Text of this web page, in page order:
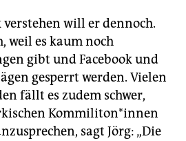
will er dennoch.
weil es kaum noch
gibt und Facebook und
gesperrt werden. Vielen
fällt es zudem schwer,
Kommiliton*innen
sagt Jörg: „Die